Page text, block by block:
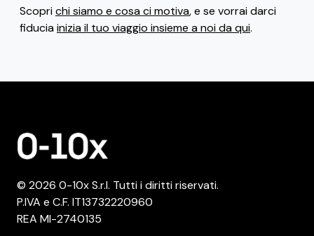
Scoprichi siamo e cosa ci motiva, e se vorrai darci
fiduciainizia il tuo viaggio insieme a noi da qui.
© 2026 0-10x S.r.l. Tutti i diritti riservati.
P.IVA e C.F. IT13732220960
REA MI-2740135